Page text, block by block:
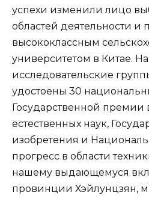
успехи изменили лицо
областей деятельности и
высококлассным
университетом в Китае.
исследовательские
удостоены 30
Государственной премии
естественных наук,
изобретения и
прогресс в области
нашему выдающемуся
провинции Хэйлунцзян,